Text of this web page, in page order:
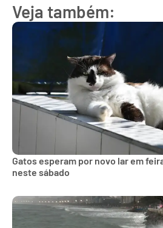
Veja também:
Gatos esperam por novo lar em
neste sábado